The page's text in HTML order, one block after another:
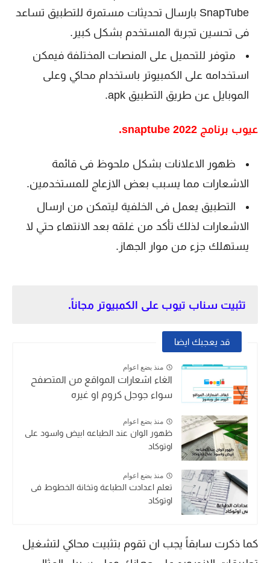
SnapTube بارسال تحديثات مستمرة للتطبيق تساعد
فى تحسين تجربة المستخدم بشكل كبير.
متوفر للتحميل على المنصات المختلفة فيمكن
استخدامه على الكمبيوتر باستخدام محاكي وعلى
الموبايل عن طريق التطبيق apk.
عيوب برنامج snaptube 2022.
ظهور الاعلانات بشكل ملحوظ فى قائمة
الاشعارات مما يسبب بعض الازعاج للمستخدمين.
التطبيق يعمل فى الخلفية ليتمكن من ارسال
الاشعارات لذلك تأكد من غلقه بعد الانتهاء حتي لا
يستهلك جزء من موار الجهاز.
تثبيت سناب تيوب على الكمبيوتر مجاناً.
قد يعجبك ايضا
منذ بضع اعوام
الغاء اشعارات المواقع من المتصفح
سواء جوجل كروم او غيره
منذ بضع اعوام
ظهور الوان عند الطباعه ابيض واسود على
اوتوكاد
منذ بضع اعوام
تعلم اعدادت الطباعة وتخانة الخطوط فى
اوتوكاد
كما ذكرت سابقاً يجب ان تقوم بتثبيت محاكي لتشغيل